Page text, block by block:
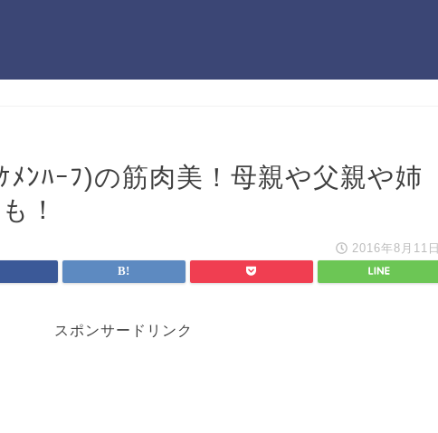
ﾝﾊｰﾌ)の筋肉美！母親や父親や姉
！
2016年8月11日
スポンサードリンク